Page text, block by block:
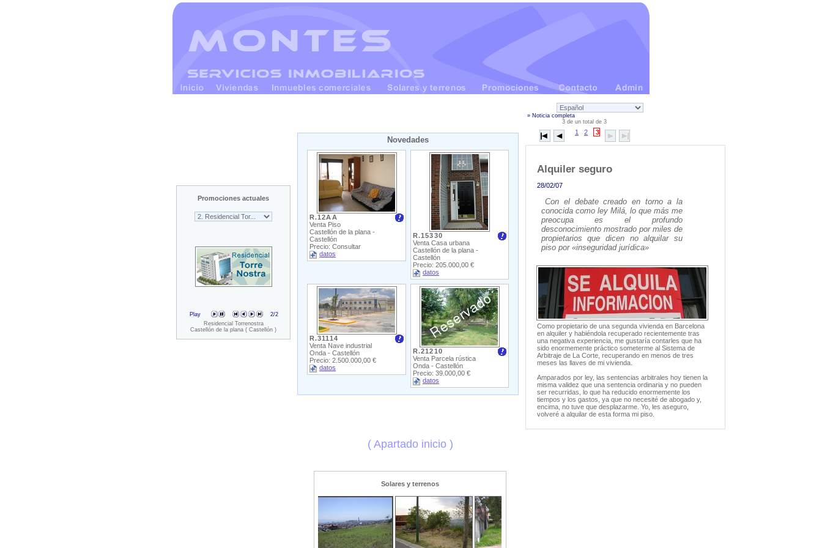
Promociones actuales
Play 2/2
Residencial Torrenostra
Castellón de la plana ( Castellón )
Novedades
R.12AA
Venta Piso
Castellón de la plana -
Castellón
Precio: Consultar
datos
R.15330
Venta Casa urbana
Castellón de la plana -
Castellón
Precio: 205.000,00 €
datos
R.31114
Venta Nave industrial
Onda - Castellón
Precio: 2.500.000,00 €
datos
R.21210
Venta Parcela rústica
Onda - Castellón
Precio: 39.000,00 €
datos
» Noticia completa
3 de un total de 3
1 2 3
Alquiler seguro
28/02/07
Con el debate creado en torno a la
conocida como ley Milá, lo que más me
preocupa es el profundo
desconocimiento mostrado por miles de
propietarios que dicen no alquilar su
piso por «inseguridad jurídica»
Como propietario de una segunda vivienda en Barcelona
en alquiler y habiéndola recuperado recientemente tras
una negativa experiencia, me gustaría contarles que ha
sido enormemente práctico someterme al Sistema de
Arbitraje de La Corte, recuperando en menos de tres
meses las llaves de mi vivienda.
Amparados por ley, las sentencias arbitrales hoy tienen la
misma validez que una sentencia ordinaria y no pueden
ser recurridas, lo que ha reducido enormemente los
tiempos y los gastos, ya que no necesité de abogado y,
encima, no tuve que desplazarme. Yo, les aseguro,
volveré a alquilar de esta forma mi piso.
( Apartado inicio )
Solares y terrenos